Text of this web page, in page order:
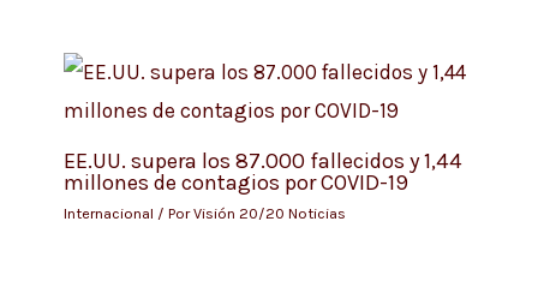
EE.UU. supera los 87.000 fallecidos y 1,44
millones de contagios por COVID-19
Internacional / PorVisión 20/20 Noticias